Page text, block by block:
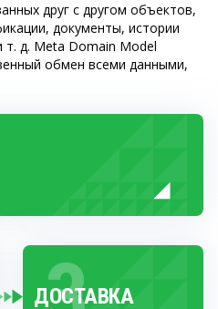
друг с другом объектов,
документы, истории
т. д. Meta Domain Model
обмен всеми данными,
ДОСТАВКА